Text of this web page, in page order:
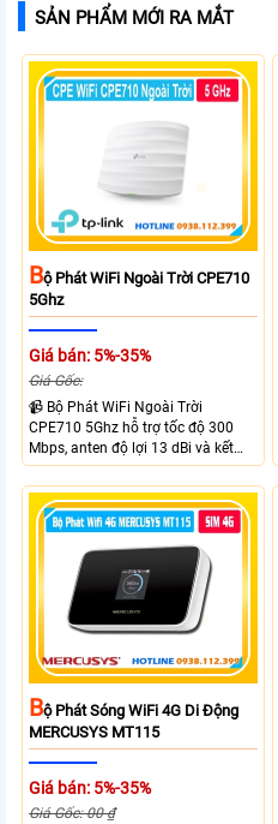
SẢN PHẨM MỚI RA MẮT
BỘ Phát WiFi Ngoài Trời CPE710
5Ghz
Giá bán: 5%-35%
Giá Gốc:
📹 Bộ Phát WiFi Ngoài Trời
CPE710 5Ghz hỗ trợ tốc độ 300
Mbps, anten độ lợi 13 dBi và kết
nối đường dài trên 10 km trong
điều kiện phù hợp. Trang bị cổng
Ethernet Shielded 10/100 Mbps, hỗ
trợ PoE Passive, MAXtream TDMA,
quản lý tập trung và phân tích
quang phổ. Chuẩn IPX5 giúp tăng
khả năng chống chịu thời tiết.
BỘ Phát Sóng WiFi 4G Di Động
MERCUSYS MT115
Giá bán: 5%-35%
Giá Gốc: 00 ₫